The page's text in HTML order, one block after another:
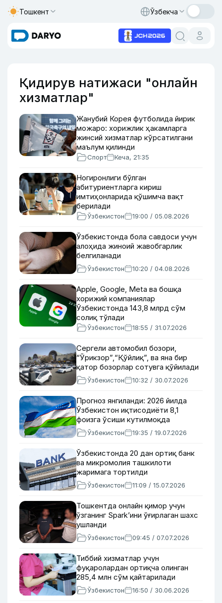
Тошкент Ўзбекча
Қидирув натижаси "онлайн
хизматлар"
Жанубий Корея футболида йирик
можаро: хорижлик ҳакамларга
жинсий хизматлар кўрсатилгани
маълум қилинди
Спорт Кеча, 21:35
Ногиронлиги бўлган
абитуриентларга кириш
имтиҳонларида қўшимча вақт
берилади
Ўзбекистон 19:00 / 05.08.2026
Ўзбекистонда бола савдоси учун
алоҳида жиноий жавобгарлик
белгиланади
Ўзбекистон 10:20 / 04.08.2026
Apple, Google, Меtа ва бошқа
хорижий компаниялар
Ўзбекистонда 143,8 млрд сўм
солиқ тўлади
Ўзбекистон 18:55 / 31.07.2026
Сергели автомобил бозори,
“Ўрикзор”,“Қўйлиқ”, ва яна бир
қатор бозорлар сотувга қўйилади
Ўзбекистон 10:32 / 30.07.2026
Прогноз янгиланди: 2026 йилда
Ўзбекистон иқтисодиёти 8,1
фоизга ўсиши кутилмоқда
Ўзбекистон 19:35 / 19.07.2026
Ўзбекистонда 20 дан ортиқ банк
ва микромолия ташкилоти
жаримага тортилди
Ўзбекистон 11:09 / 15.07.2026
Тошкентда онлайн қимор учун
ўзганинг Spark’ини ўғирлаган шахс
ушланди
Ўзбекистон 09:45 / 07.07.2026
Тиббий хизматлар учун
фуқаролардан ортиқча олинган
285,4 млн сўм қайтарилади
Ўзбекистон 16:50 / 30.06.2026